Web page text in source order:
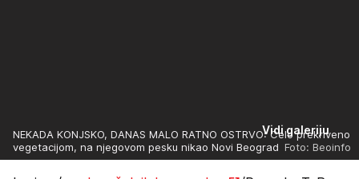
Vidi galeriju
NEKADA KONJSKO, DANAS MALO RATNO OSTRVO: Celo prekriveno
vegetacijom, na njegovom pesku nikao Novi Beograd Foto: Beoinfo